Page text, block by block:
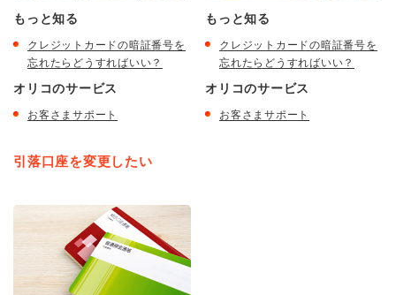
もっと知る
クレジットカードの暗証番号を
忘れたらどうすればいい？
オリコのサービス
お客さまサポート
もっと知る
クレジットカードの暗証番号を
忘れたらどうすればいい？
オリコのサービス
お客さまサポート
引落口座を変更したい